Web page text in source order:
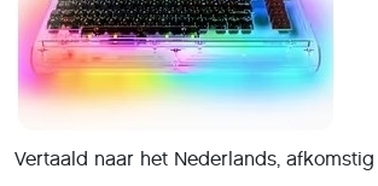
Vertaald naar het Nederlands,